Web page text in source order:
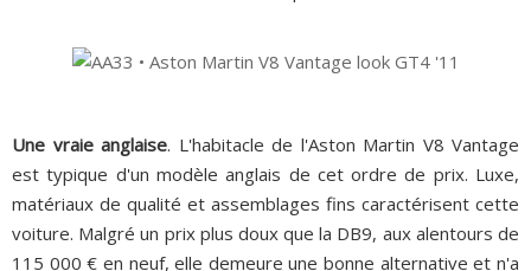
Une vraie anglaise. L'habitacle de l'Aston Martin V8 Vantage
est typique d'un modèle anglais de cet ordre de prix. Luxe,
matériaux de qualité et assemblages fins caractérisent cette
voiture. Malgré un prix plus doux que la DB9, aux alentours de
115 000 € en neuf, elle demeure une bonne alternative et n'a